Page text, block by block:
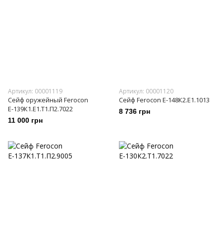
Артикул: 00001119
Сейф оружейный Ferocon
Е-139К1.Е1.Т1.П2.7022
11 000 грн
Артикул: 00001120
Сейф Ferocon Е-148К2.Е1.1013
8 736 грн